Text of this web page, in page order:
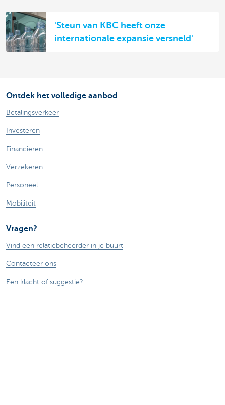
'Steun van KBC heeft onze
internationale expansie versneld'
Ontdek het volledige aanbod
Betalingsverkeer
Investeren
Financieren
Verzekeren
Personeel
Mobiliteit
Vragen?
Vind een relatiebeheerder in je buurt
Contacteer ons
Een klacht of suggestie?